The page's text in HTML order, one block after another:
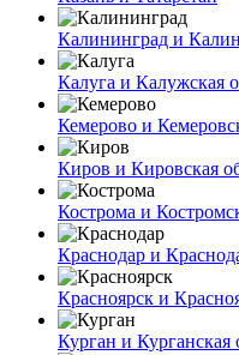
Калининград и
Калуга и Калужская
Кемерово и
Киров и Кировская
Кострома и
Краснодар и
Красноярск и
Курган и Курганская